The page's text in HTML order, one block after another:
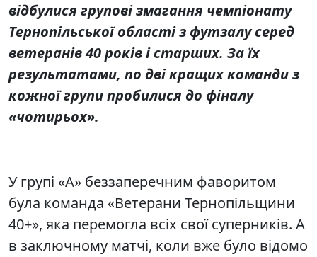
відбулися групові змагання чемпіонату
Тернопільської області з футзалу серед
ветеранів 40 років і старших. За їх
результатами, по дві кращих команди з
кожної групи пробилися до фіналу
«чотирьох».
У групі «А» беззаперечним фаворитом
була команда «Ветерани Тернопільщини
40+», яка перемогла всіх свої суперників. А
в заключному матчі, коли вже було відомо